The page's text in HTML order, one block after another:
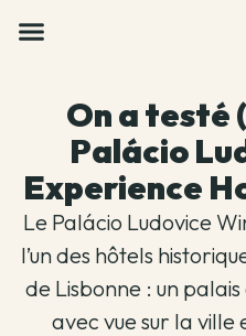
On a testé
Palácio
Experience
Le Palácio Ludovice
l’un des hôtels
de Lisbonne : un
avec vue sur la ville